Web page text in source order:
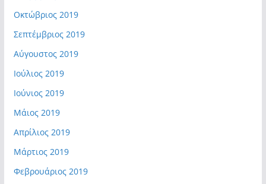
Οκτώβριος 2019
Σεπτέμβριος 2019
Αύγουστος 2019
Ιούλιος 2019
Ιούνιος 2019
Μάιος 2019
Απρίλιος 2019
Μάρτιος 2019
Φεβρουάριος 2019